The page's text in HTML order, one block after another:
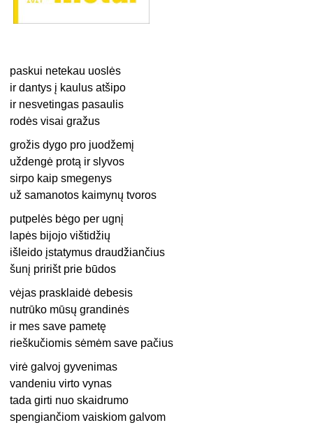
paskui netekau uoslės
ir dantys į kaulus atšipo
ir nesvetingas pasaulis
rodės visai gražus
grožis dygo pro juodžemį
uždengė protą ir slyvos
sirpo kaip smegenys
už samanotos kaimynų tvoros
putpelės bėgo per ugnį
lapės bijojo vištidžių
išleido įstatymus draudžiančius
šunį pririšt prie būdos
vėjas prasklaidė debesis
nutrūko mūsų grandinės
ir mes save pametę
rieškučiomis sėmėm save pačius
virė galvoj gyvenimas
vandeniu virto vynas
tada girti nuo skaidrumo
spengiančiom vaiskiom galvom